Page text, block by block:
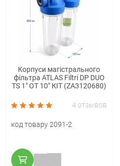
Корпуси магістрального
фільтра ATLAS Filtri DP DUO
TS 1" OT 10" КІТ (ZA3120680)
4 отзывов
код товару 2091-2